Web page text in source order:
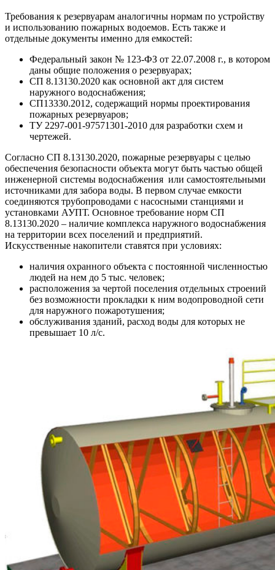
Требования к резервуарам аналогичны нормам по устройству
и использованию пожарных водоемов. Есть также и
отдельные документы именно для емкостей:
Федеральный закон № 123-ФЗ от 22.07.2008 г., в котором
даны общие положения о резервуарах;
СП 8.13130.2020 как основной акт для систем
наружного водоснабжения;
СП13330.2012, содержащий нормы проектирования
пожарных резервуаров;
ТУ 2297-001-97571301-2010 для разработки схем и
чертежей.
Согласно СП 8.13130.2020, пожарные резервуары с целью
обеспечения безопасности объекта могут быть частью общей
инженерной системы водоснабжения или самостоятельными
источниками для забора воды. В первом случае емкости
соединяются трубопроводами с насосными станциями и
установками АУПТ. Основное требование норм СП
8.13130.2020 – наличие комплекса наружного водоснабжения
на территории всех поселений и предприятий.
Искусственные накопители ставятся при условиях:
наличия охранного объекта с постоянной численностью
людей на нем до 5 тыс. человек;
расположения за чертой поселения отдельных строений
без возможности прокладки к ним водопроводной сети
для наружного пожаротушения;
обслуживания зданий, расход воды для которых не
превышает 10 л/с.